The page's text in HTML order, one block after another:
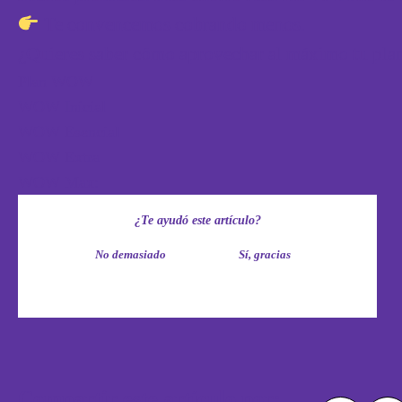
¿Te ayudó este artículo?
No demasiado Sí, gracias